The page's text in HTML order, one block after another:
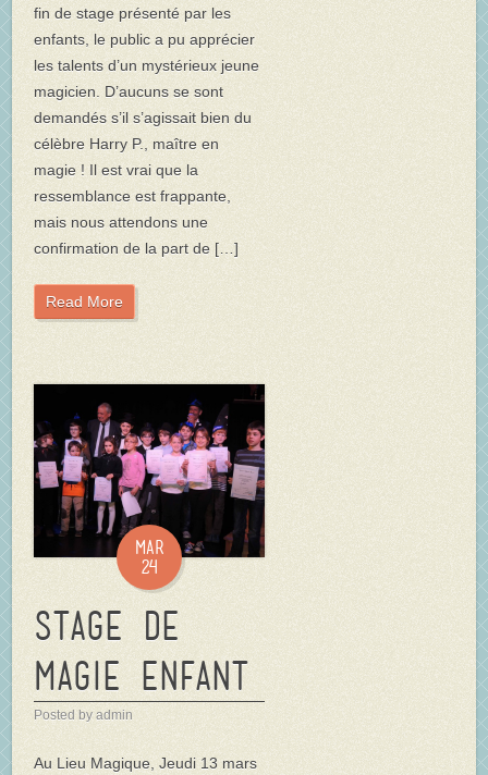
fin de stage présenté par les
enfants, le public a pu apprécier
les talents d’un mystérieux jeune
magicien. D’aucuns se sont
demandés s’il s’agissait bien du
célèbre Harry P., maître en
magie ! Il est vrai que la
ressemblance est frappante,
mais nous attendons une
confirmation de la part de […]
Read More
Mar
24
Stage de
magie enfant
Posted by admin
Au Lieu Magique, Jeudi 13 mars